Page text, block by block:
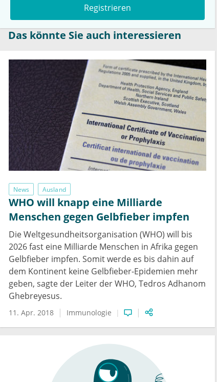
Registrieren
Das könnte Sie auch interessieren
News Ausland
WHO will knapp eine Milliarde
Menschen gegen Gelbfieber impfen
Die Weltgesundheitsorganisation (WHO) will bis
2026 fast eine Milliarde Menschen in Afrika gegen
Gelbfieber impfen. Somit werde es bis dahin auf
dem Kontinent keine Gelbfieber-Epidemien mehr
geben, sagte der Leiter der WHO, Tedros Adhanom
Ghebreyesus.
11. Apr. 2018 Immunologie